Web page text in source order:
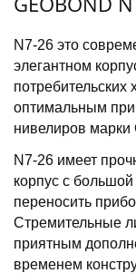
дв.хода:±2,0
IP54,штатив
N7-26 это
элегантном
потребительских
оптимальным
нивелиров марки
N7-26 имеет
корпус с
переносить
Стремительные
приятным
временем